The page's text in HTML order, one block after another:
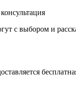
с выбором и